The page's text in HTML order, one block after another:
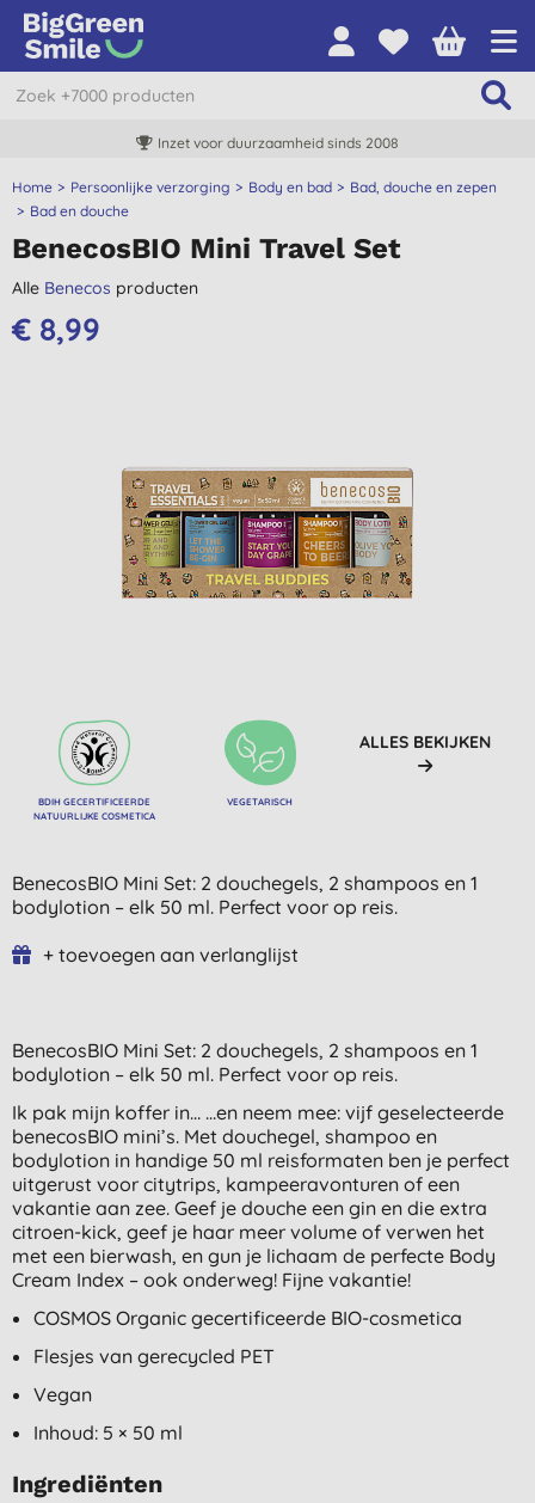
Inzet voor duurzaamheid sinds 2008
Home Persoonlijke verzorging Body en bad
Bad, douche en zepen
Bad en douche
BenecosBIO Mini Travel Set
Alle Benecos producten
€ 8,99
BDIH GECERTIFICEERDE
NATUURLIJKE COSMETICA
VEGETARISCH
ALLES BEKIJKEN
BenecosBIO Mini Set: 2 douchegels, 2 shampoos en 1
bodylotion – elk 50 ml. Perfect voor op reis.
+ toevoegen aan verlanglijst
BenecosBIO Mini Set: 2 douchegels, 2 shampoos en 1
bodylotion – elk 50 ml. Perfect voor op reis.
Ik pak mijn koffer in… …en neem mee: vijf geselecteerde
benecosBIO mini’s. Met douchegel, shampoo en
bodylotion in handige 50 ml reisformaten ben je perfect
uitgerust voor citytrips, kampeeravonturen of een
vakantie aan zee. Geef je douche een gin en die extra
citroen-kick, geef je haar meer volume of verwen het
met een bierwash, en gun je lichaam de perfecte Body
Cream Index – ook onderweg! Fijne vakantie!
COSMOS Organic gecertificeerde BIO-cosmetica
Flesjes van gerecycled PET
Vegan
Inhoud: 5 × 50 ml
Ingrediënten